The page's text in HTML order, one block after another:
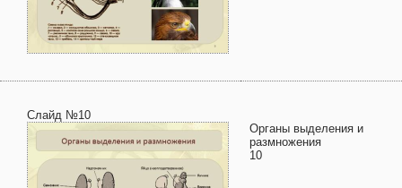
Слайд №10
Органы выделения и
размножения
10